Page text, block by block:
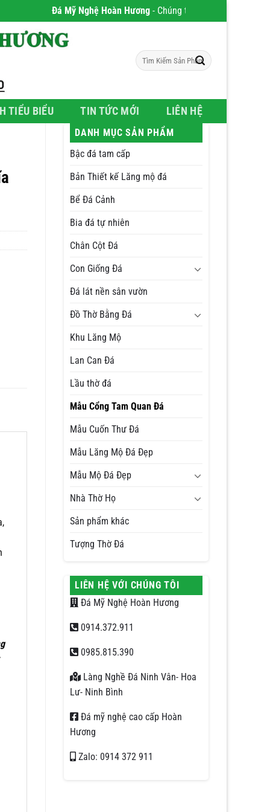
Đá Mỹ Nghệ Hoàn Hương- Chúng tôi chuyên phân phối
Tìm
kiếm:
TIỂU BIỂU TIN TỨC MỚI LIÊN HỆ
DANH MỤC SẢN PHẨM
Bậc đá tam cấp
Bản Thiết kế Lăng mộ đá
Bể Đá Cảnh
Bia đá tự nhiên
Chân Cột Đá
Con Giống Đá
Đá lát nền sân vườn
Đồ Thờ Bằng Đá
Khu Lăng Mộ
Lan Can Đá
Lầu thờ đá
Mẫu Cổng Tam Quan Đá
Mẫu Cuốn Thư Đá
Mẫu Lăng Mộ Đá Đẹp
Mẫu Mộ Đá Đẹp
Nhà Thờ Họ
Sản phẩm khác
Tượng Thờ Đá
LIÊN HỆ VỚI CHÚNG TÔI
Đá Mỹ Nghệ Hoàn Hương
0914.372.911
0985.815.390
Làng Nghề Đá Ninh Vân- Hoa
Lư- Ninh Bình
Đá mỹ nghệ cao cấp Hoàn
Hương
Zalo: 0914 372 911